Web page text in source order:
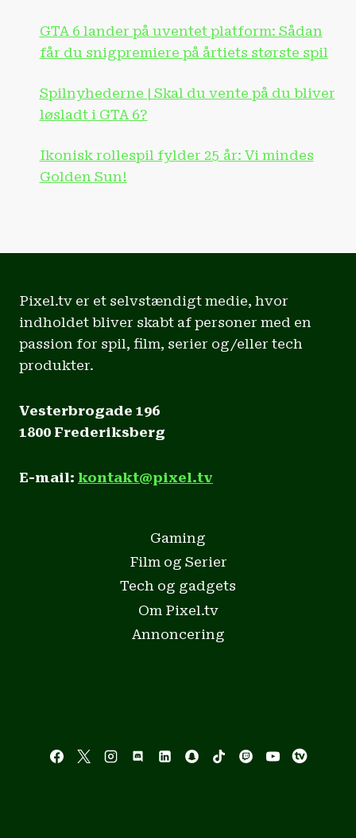
GTA 6 lander på uventet platform: Sådan
får du snigpremiere på årtiets største spil
Spilnyhederne | Skal du vente på du bliver
løsladt i GTA 6?
Ikonisk rollespil fylder 25 år: Vi mindes
Golden Sun!
Pixel.tv er et selvstændigt medie, hvor
indholdet bliver skabt af personer med en
passion for spil, film, serier og/eller tech
produkter.
Vesterbrogade 196
1800 Frederiksberg
E-mail: kontakt@pixel.tv
Gaming
Film og Serier
Tech og gadgets
Om Pixel.tv
Annoncering